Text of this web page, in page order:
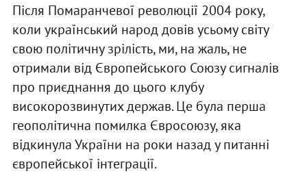
Після Помаранчевої революції 2004 року,
коли український народ довів усьому світу
свою політичну зрілість, ми, на жаль, не
отримали від Європейського Союзу сигналів
про приєднання до цього клубу
високорозвинутих держав. Це була перша
геополітична помилка Євросоюзу, яка
відкинула України на роки назад у питанні
європейської інтеграції.